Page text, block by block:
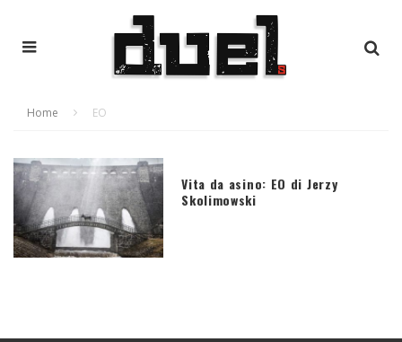
Home EO
Vita da asino: EO di Jerzy
Skolimowski